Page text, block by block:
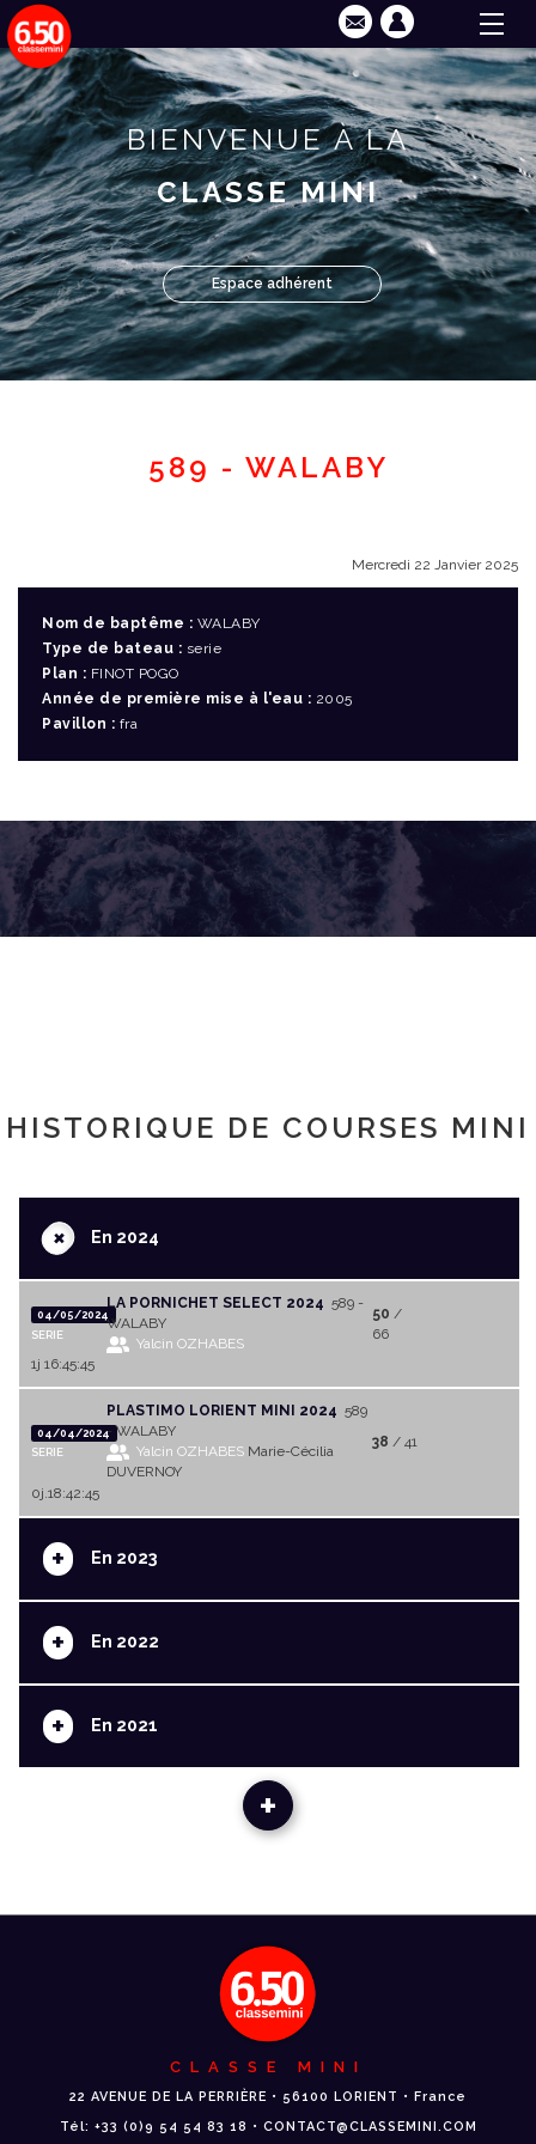
BIENVENUE À LA
CLASSE MINI
Espace adhérent
589 - WALABY
Mercredi 22 Janvier 2025
Nom de baptême : WALABY
Type de bateau : serie
Plan : FINOT POGO
Année de première mise à l'eau : 2005
Pavillon : fra
HISTORIQUE DE COURSES MINI
+En 2024
04/05/2024
SERIE
LA PORNICHET SELECT 2024 589 -
WALABY
Yalcin OZHABES
50 /
66
1j 16:45:45
04/04/2024
SERIE
PLASTIMO LORIENT MINI 2024 589
- WALABY
Yalcin OZHABESMarie-Cécilia
DUVERNOY
38 / 41
0j.18:42:45
+ En 2023
+ En 2022
+ En 2021
+
CLASSE MINI
22 AVENUE DE LA PERRIÈRE • 56100 LORIENT • France
Tél: +33 (0)9 54 54 83 18 • CONTACT@CLASSEMINI.COM